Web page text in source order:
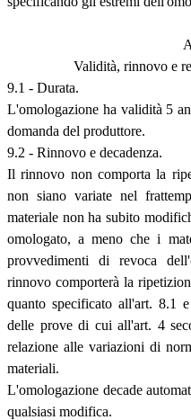
Validità, rinnovo e
9.1 - Durata.
L'omologazione ha validità 5
domanda del produttore.
9.2 - Rinnovo e decadenza.
Il rinnovo non comporta la
non siano variate nel
materiale non ha subito
omologato, a meno che i
provvedimenti di revoca
rinnovo comporterà la
quanto specificato all'art. 8.1
delle prove di cui all'art. 4
relazione alle variazioni di
materiali.
L'omologazione decade
qualsiasi modifica.